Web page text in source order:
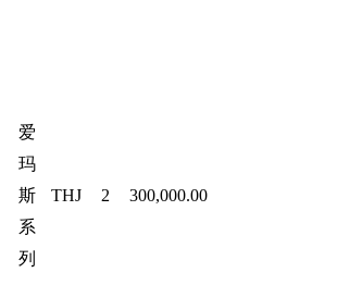
爱
玛
斯
系
列
THJ 2 300,000.00